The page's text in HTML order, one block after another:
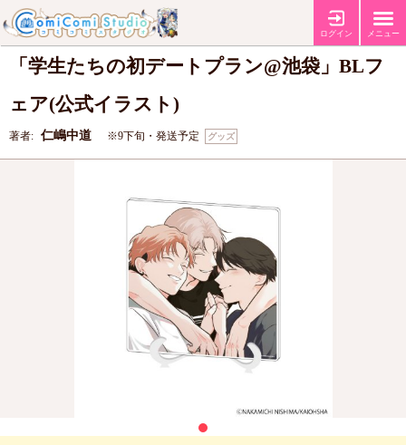
ログイン メニュー
アクリルアートボード「仁嶋中道先生」01/
「学生たちの初デートプラン@池袋」BLフ
ェア(公式イラスト)
著者: 仁嶋中道 ※9下旬・発送予定 グッズ